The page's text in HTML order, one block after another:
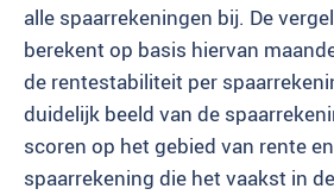
alle spaarrekeningen bij. De
berekent op basis hiervan
de rentestabiliteit per
duidelijk beeld van de
scoren op het gebied van rente
spaarrekening die het vaakst in